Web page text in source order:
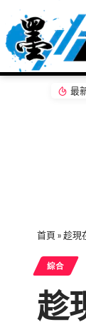
最
首頁 »趁現
綜合
趁